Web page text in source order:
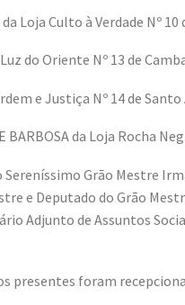
Loja Culto à Verdade Nº
do Oriente Nº 13 de
e Justiça Nº 14 de
BARBOSA da Loja Rocha
Sereníssimo Grão Mestre
e Deputado do Grão
Adjunto de Assuntos
presentes foram